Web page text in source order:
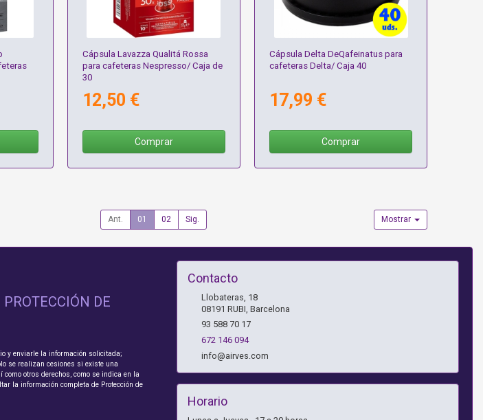
Cápsula Lavazza Qualitá Rossa
para cafeteras Nespresso/ Caja de
30
12,50 €
Comprar
Cápsula Delta DeQafeinatus para
cafeteras Delta/ Caja 40
17,99 €
Comprar
Ant. 01 02 Sig. Mostrar
DE
y enviarle la información solicitada;
se realizan cesiones si existe una
otros derechos, como se indica en la
la información completa de Protección de
Contacto
Llobateras, 18
08191 RUBI, Barcelona
93 588 70 17
672 146 094
info@airves.com
Horario